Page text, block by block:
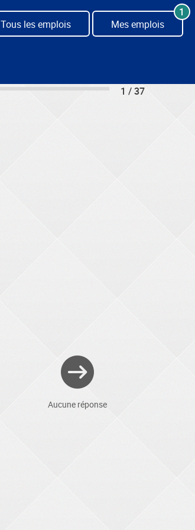
Tous les emplois Mes emplois
1
1 / 37
Aucune réponse